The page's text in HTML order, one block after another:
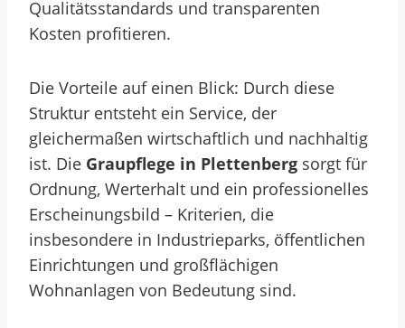
Qualitätsstandards und transparenten
Kosten profitieren.
Die Vorteile auf einen Blick: Durch diese
Struktur entsteht ein Service, der
gleichermaßen wirtschaftlich und nachhaltig
ist. Die Graupflege in Plettenberg sorgt für
Ordnung, Werterhalt und ein professionelles
Erscheinungsbild – Kriterien, die
insbesondere in Industrieparks, öffentlichen
Einrichtungen und großflächigen
Wohnanlagen von Bedeutung sind.